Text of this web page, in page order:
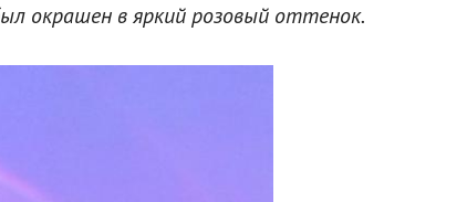
окрашен в яркий розовый оттенок.